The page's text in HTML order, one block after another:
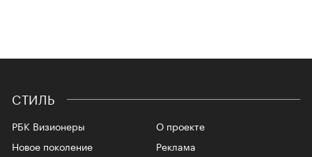
СТИЛЬ
РБК Визионеры
Новое поколение
О проекте
Реклама